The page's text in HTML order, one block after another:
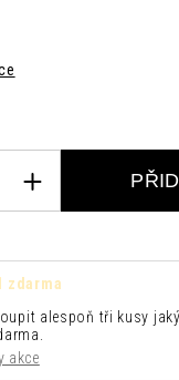
zdarma
alespoň tři kusy
akce